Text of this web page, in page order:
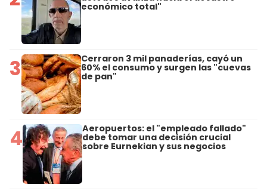
económico total"
3 Cerraron 3 mil panaderías, cayó un
60% el consumo y surgen las "cuevas
de pan"
4 Aeropuertos: el "empleado fallado"
debe tomar una decisión crucial
sobre Eurnekian y sus negocios